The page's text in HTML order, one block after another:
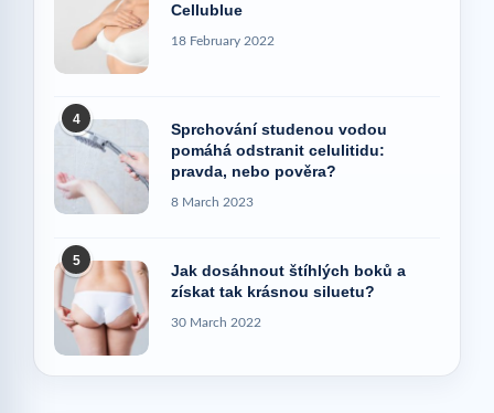
Cellublue
18 February 2022
4
Sprchování studenou vodou
pomáhá odstranit celulitidu:
pravda, nebo pověra?
8 March 2023
5
Jak dosáhnout štíhlých boků a
získat tak krásnou siluetu?
30 March 2022